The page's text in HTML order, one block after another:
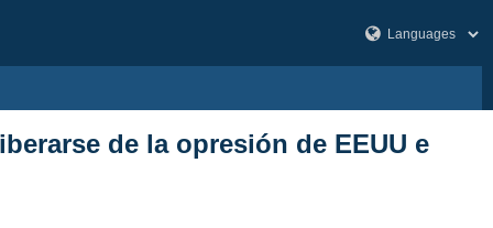
de la opresión de EEUU e